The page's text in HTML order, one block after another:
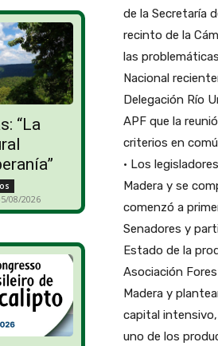
“La
08/2026
de la Secretaría
recinto de la
las
Nacional
Delegación Río
APF que la
criterios en
• Los
Madera y se
comenzó a
Senadores y
Estado de la
Asociación
Madera y
capital
uno de los